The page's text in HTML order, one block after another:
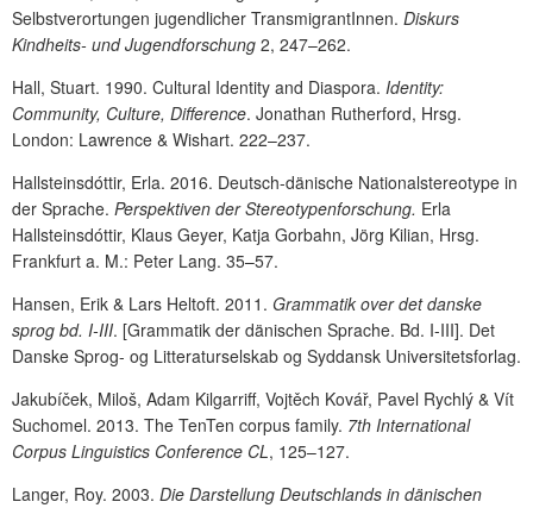
Selbstverortungen jugendlicher TransmigrantInnen. Diskurs
Kindheits- und Jugendforschung 2, 247–262.
Hall, Stuart. 1990. Cultural Identity and Diaspora. Identity:
Community, Culture, Difference. Jonathan Rutherford, Hrsg.
London: Lawrence & Wishart. 222–237.
Hallsteinsdóttir, Erla. 2016. Deutsch-dänische Nationalstereotype in
der Sprache. Perspektiven der Stereotypenforschung. Erla
Hallsteinsdóttir, Klaus Geyer, Katja Gorbahn, Jörg Kilian, Hrsg.
Frankfurt a. M.: Peter Lang. 35–57.
Hansen, Erik & Lars Heltoft. 2011. Grammatik over det danske
sprog bd. I-III. [Grammatik der dänischen Sprache. Bd. I-III]. Det
Danske Sprog- og Litteraturselskab og Syddansk Universitetsforlag.
Jakubíček, Miloš, Adam Kilgarriff, Vojtěch Kovář, Pavel Rychlý & Vít
Suchomel. 2013. The TenTen corpus family. 7th International
Corpus Linguistics Conference CL, 125–127.
Langer, Roy. 2003. Die Darstellung Deutschlands in dänischen